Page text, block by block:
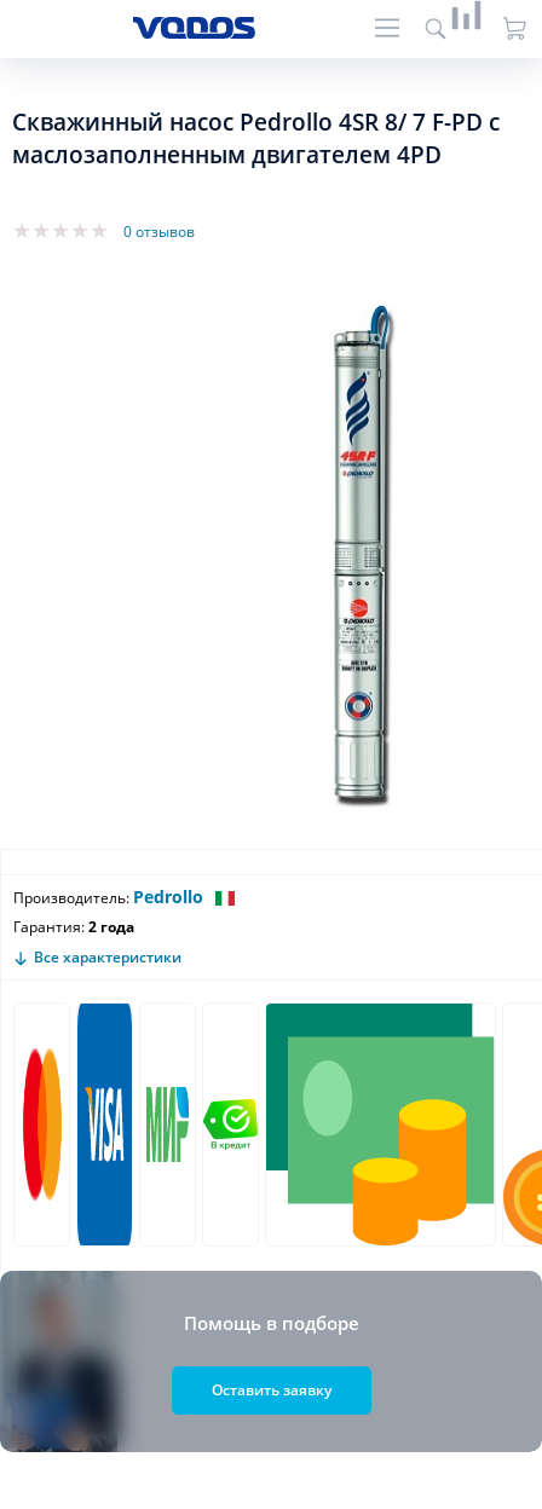
Скважинный насос Pedrollo 4SR 8/ 7 F-PD с
маслозаполненным двигателем 4PD
0 отзывов
Производитель: Pedrollo
Гарантия:2 года
Все характеристики
Помощь в подборе
Оставить заявку